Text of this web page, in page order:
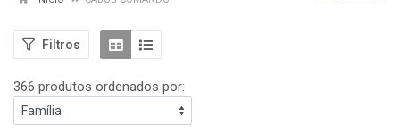
Filtros
366 produtos ordenados por: